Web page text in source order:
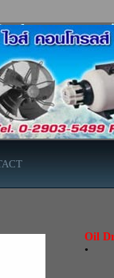
-
Oil
•